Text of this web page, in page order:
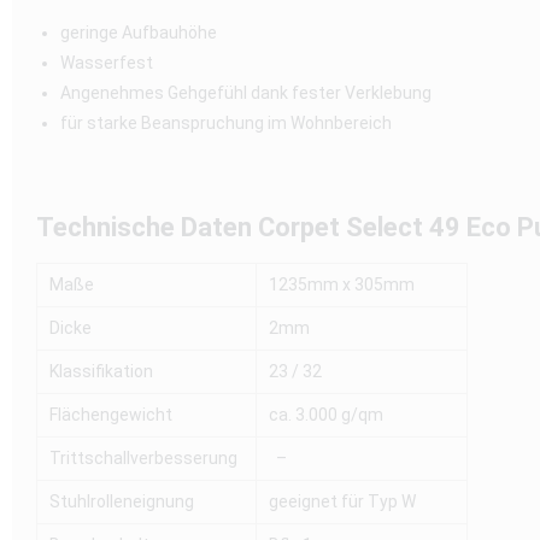
geringe Aufbauhöhe
Wasserfest
Angenehmes Gehgefühl dank fester Verklebung
für starke Beanspruchung im Wohnbereich
Technische Daten Corpet Select 49 Eco
Maße 1235mm x 305mm
Dicke 2mm
Klassifikation 23 / 32
Flächengewicht ca. 3.000 g/qm
Trittschallverbesserung –
Stuhlrolleneignung geeignet für Typ W